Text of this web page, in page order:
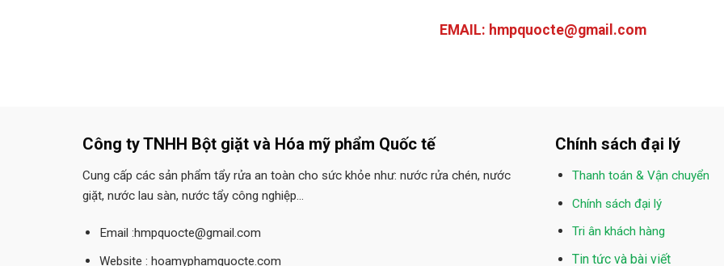
EMAIL: hmpquocte@gmail.com
Công ty TNHH Bột giặt và Hóa mỹ phẩm Quốc tế
Cung cấp các sản phẩm tẩy rửa an toàn cho sức khỏe như: nước rửa chén, nước
giặt, nước lau sàn, nước tẩy công nghiệp...
Email :hmpquocte@gmail.com
Website : hoamyphamquocte.com
Chính sách đại lý
Thanh toán & Vận chuyển
Chính sách đại lý
Tri ân khách hàng
Tin tức và bài viết